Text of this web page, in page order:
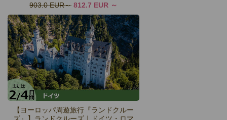
903.0 EUR
812.7 EUR
【ヨーロッパ周遊旅行『ランドクルー